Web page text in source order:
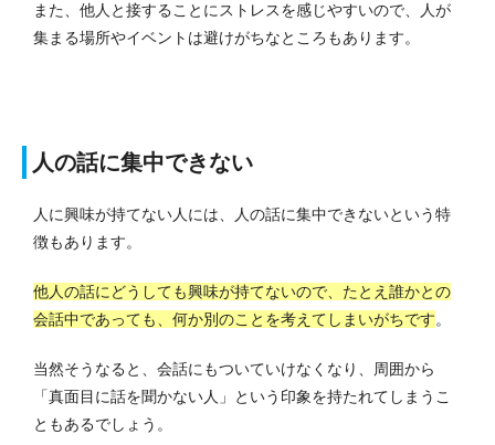
また、他人と接することにストレスを感じやすいので、人が
集まる場所やイベントは避けがちなところもあります。
人の話に集中できない
人に興味が持てない人には、人の話に集中できないという特
徴もあります。
他人の話にどうしても興味が持てないので、たとえ誰かとの
会話中であっても、何か別のことを考えてしまいがちです。
当然そうなると、会話にもついていけなくなり、周囲から
「真面目に話を聞かない人」という印象を持たれてしまうこ
ともあるでしょう。